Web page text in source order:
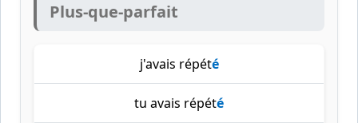
Plus-que-parfait
j'avais répété
tu avais répété